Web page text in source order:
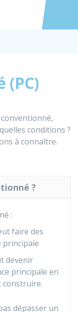
Accéder
(PC)
conditions ?
à connaître.
?
:
faire des
principale
devenir
principale en
construire.
dépasser un